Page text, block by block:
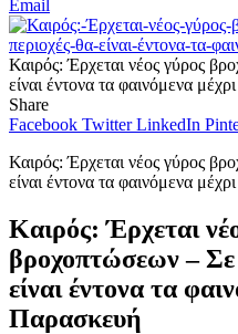
Email
Καιρός: Έρχεται νέος γύρος
είναι έντονα τα φαινόμενα
Share
Facebook Twitter LinkedIn
Καιρός: Έρχεται νέος γύρος
είναι έντονα τα φαινόμενα
Καιρός: Έρχεται
βροχοπτώσεων – Σε
είναι έντονα τα
Παρασκευή